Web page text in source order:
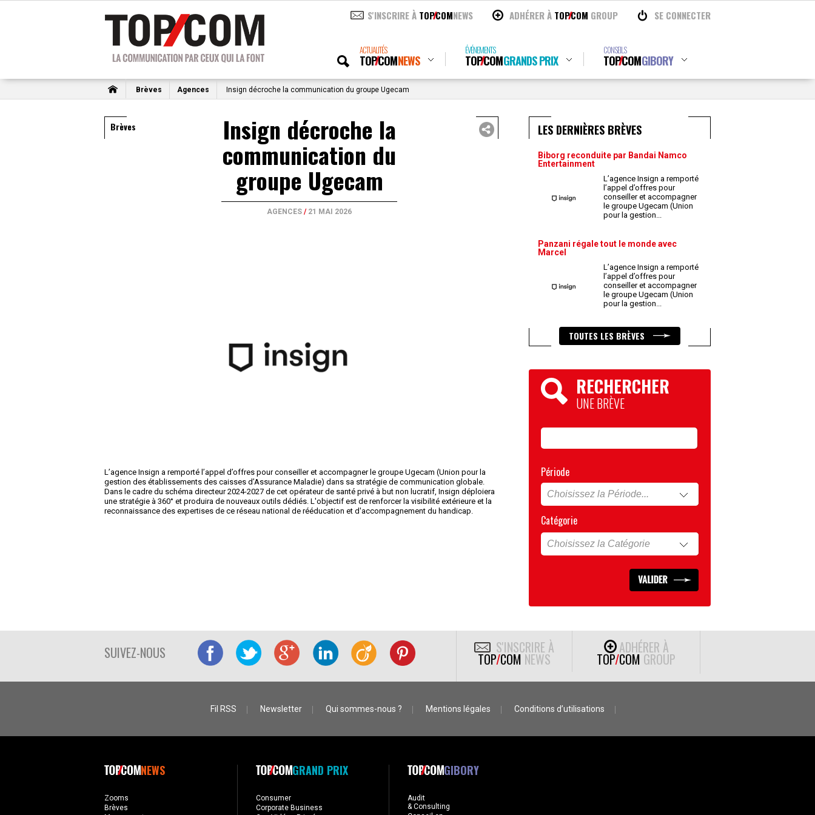
S'INSCRIRE À TOPCOMNEWS ADHÉRER À TOPCOM GROUP SE CONNECTER
ACTUALITÉS
TOPCOMNEWS
ÉVÉNEMENTS
TOPCOMGRANDS PRIX
CONSEILS
TOPCOMGIBORY
Brèves Agences Insign décroche la communication du groupe Ugecam
Brèves Insign décroche la
communication du
groupe Ugecam
AGENCES / 21 MAI 2026
L’agence Insign a remporté l’appel d’offres pour conseiller et accompagner le groupe Ugecam (Union pour la
gestion des établissements des caisses d’Assurance Maladie) dans sa stratégie de communication globale.
Dans le cadre du schéma directeur 2024-2027 de cet opérateur de santé privé à but non lucratif, Insign déploiera
une stratégie à 360° et produira de nouveaux outils dédiés. L'objectif est de renforcer la visibilité extérieure et la
reconnaissance des expertises de ce réseau national de rééducation et d'accompagnement du handicap.
LES DERNIÈRES BRÈVES
Biborg reconduite par Bandai Namco
Entertainment
L’agence Insign a remporté
l’appel d’offres pour
conseiller et accompagner
le groupe Ugecam (Union
pour la gestion...
Panzani régale tout le monde avec
Marcel
L’agence Insign a remporté
l’appel d’offres pour
conseiller et accompagner
le groupe Ugecam (Union
pour la gestion...
TOUTES LES BRÈVES
RECHERCHER
UNE BRÈVE
Période
Catégorie
SUIVEZ-NOUS S'INSCRIRE À
TOP/COM NEWS
ADHÉRER À
TOP/COM GROUP
Fil RSS Newsletter Qui sommes-nous ? Mentions légales Conditions d’utilisations
NEWS
Zooms
Brèves
GRAND PRIX
Consumer
Corporate Business
GIBORY
Audit
& Consulting